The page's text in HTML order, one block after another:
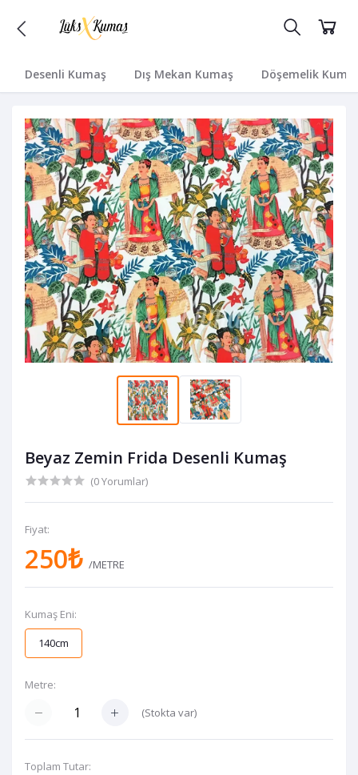
Desenli Kumaş Dış Mekan Kumaş Döşemelik
Beyaz Zemin Frida Desenli Kumaş
(0 Yorumlar)
Fiyat:
250₺ /METRE
Kumaş Eni:
140cm
Metre:
(Stokta var)
Toplam Tutar: